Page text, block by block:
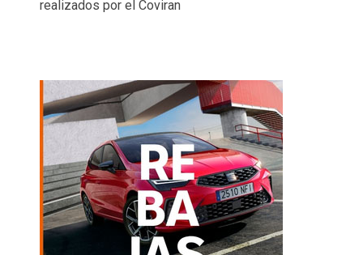
realizados por el Coviran